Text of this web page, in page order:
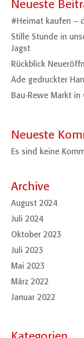
Neueste
#Heimat kaufen –
Stille Stunde in
Jagst
Rückblick
Ade gedruckter
Bau-Rewe Markt in
Neueste
Es sind keine
Archive
August 2024
Juli 2024
Oktober 2023
Juli 2023
Mai 2023
März 2022
Januar 2022